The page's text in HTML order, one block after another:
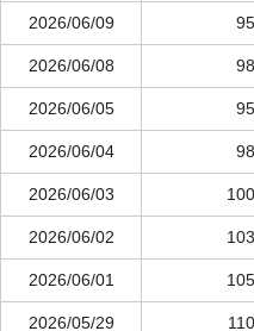
2026/06/09
2026/06/08
2026/06/05
2026/06/04
2026/06/03
2026/06/02
2026/06/01
2026/05/29